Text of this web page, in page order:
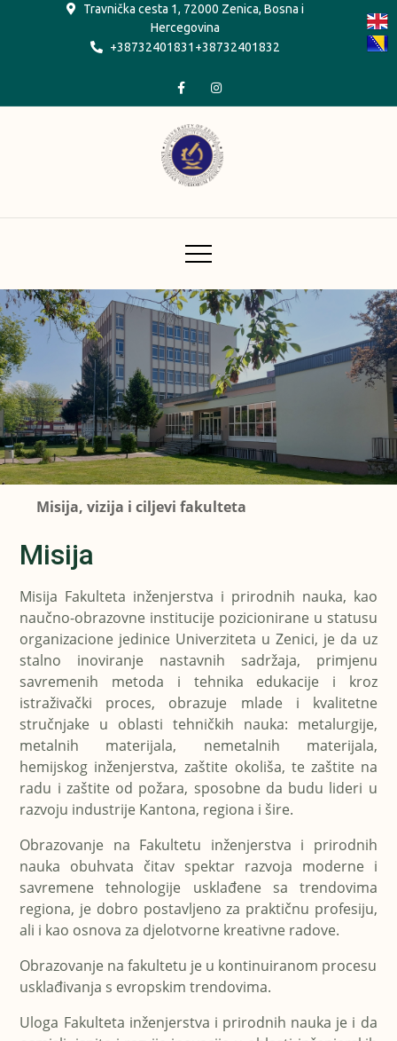
Travnička cesta 1, 72000 Zenica, Bosna i
Hercegovina
+38732401831+38732401832
Misija, vizija i ciljevi fakulteta
Misija
Misija Fakulteta inženjerstva i prirodnih nauka, kao
naučno-obrazovne institucije pozicionirane u statusu
organizacione jedinice Univerziteta u Zenici, je da uz
stalno inoviranje nastavnih sadržaja, primjenu
savremenih metoda i tehnika edukacije i kroz
istraživački proces, obrazuje mlade i kvalitetne
stručnjake u oblasti tehničkih nauka: metalurgije,
metalnih materijala, nemetalnih materijala,
hemijskog inženjerstva, zaštite okoliša, te zaštite na
radu i zaštite od požara, sposobne da budu lideri u
razvoju industrije Kantona, regiona i šire.
Obrazovanje na Fakultetu inženjerstva i prirodnih
nauka obuhvata čitav spektar razvoja moderne i
savremene tehnologije usklađene sa trendovima
regiona, je dobro postavljeno za praktičnu profesiju,
ali i kao osnova za djelotvorne kreativne radove.
Obrazovanje na fakultetu je u kontinuiranom procesu
usklađivanja s evropskim trendovima.
Uloga Fakulteta inženjerstva i prirodnih nauka je i da